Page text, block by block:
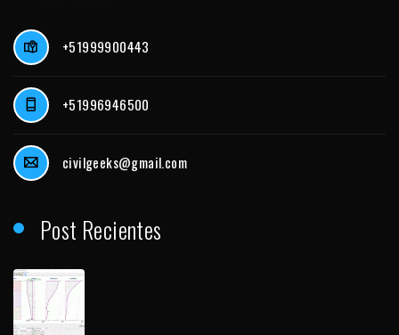
+51999900443
+51996946500
civilgeeks@gmail.com
Post Recientes